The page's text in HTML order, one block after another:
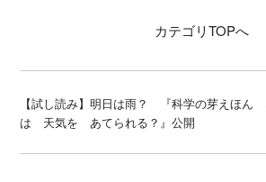
カテゴリTOPへ
【試し読み】明日は雨？ 『科学の芽えほん
は 天気を あてられる？』公開